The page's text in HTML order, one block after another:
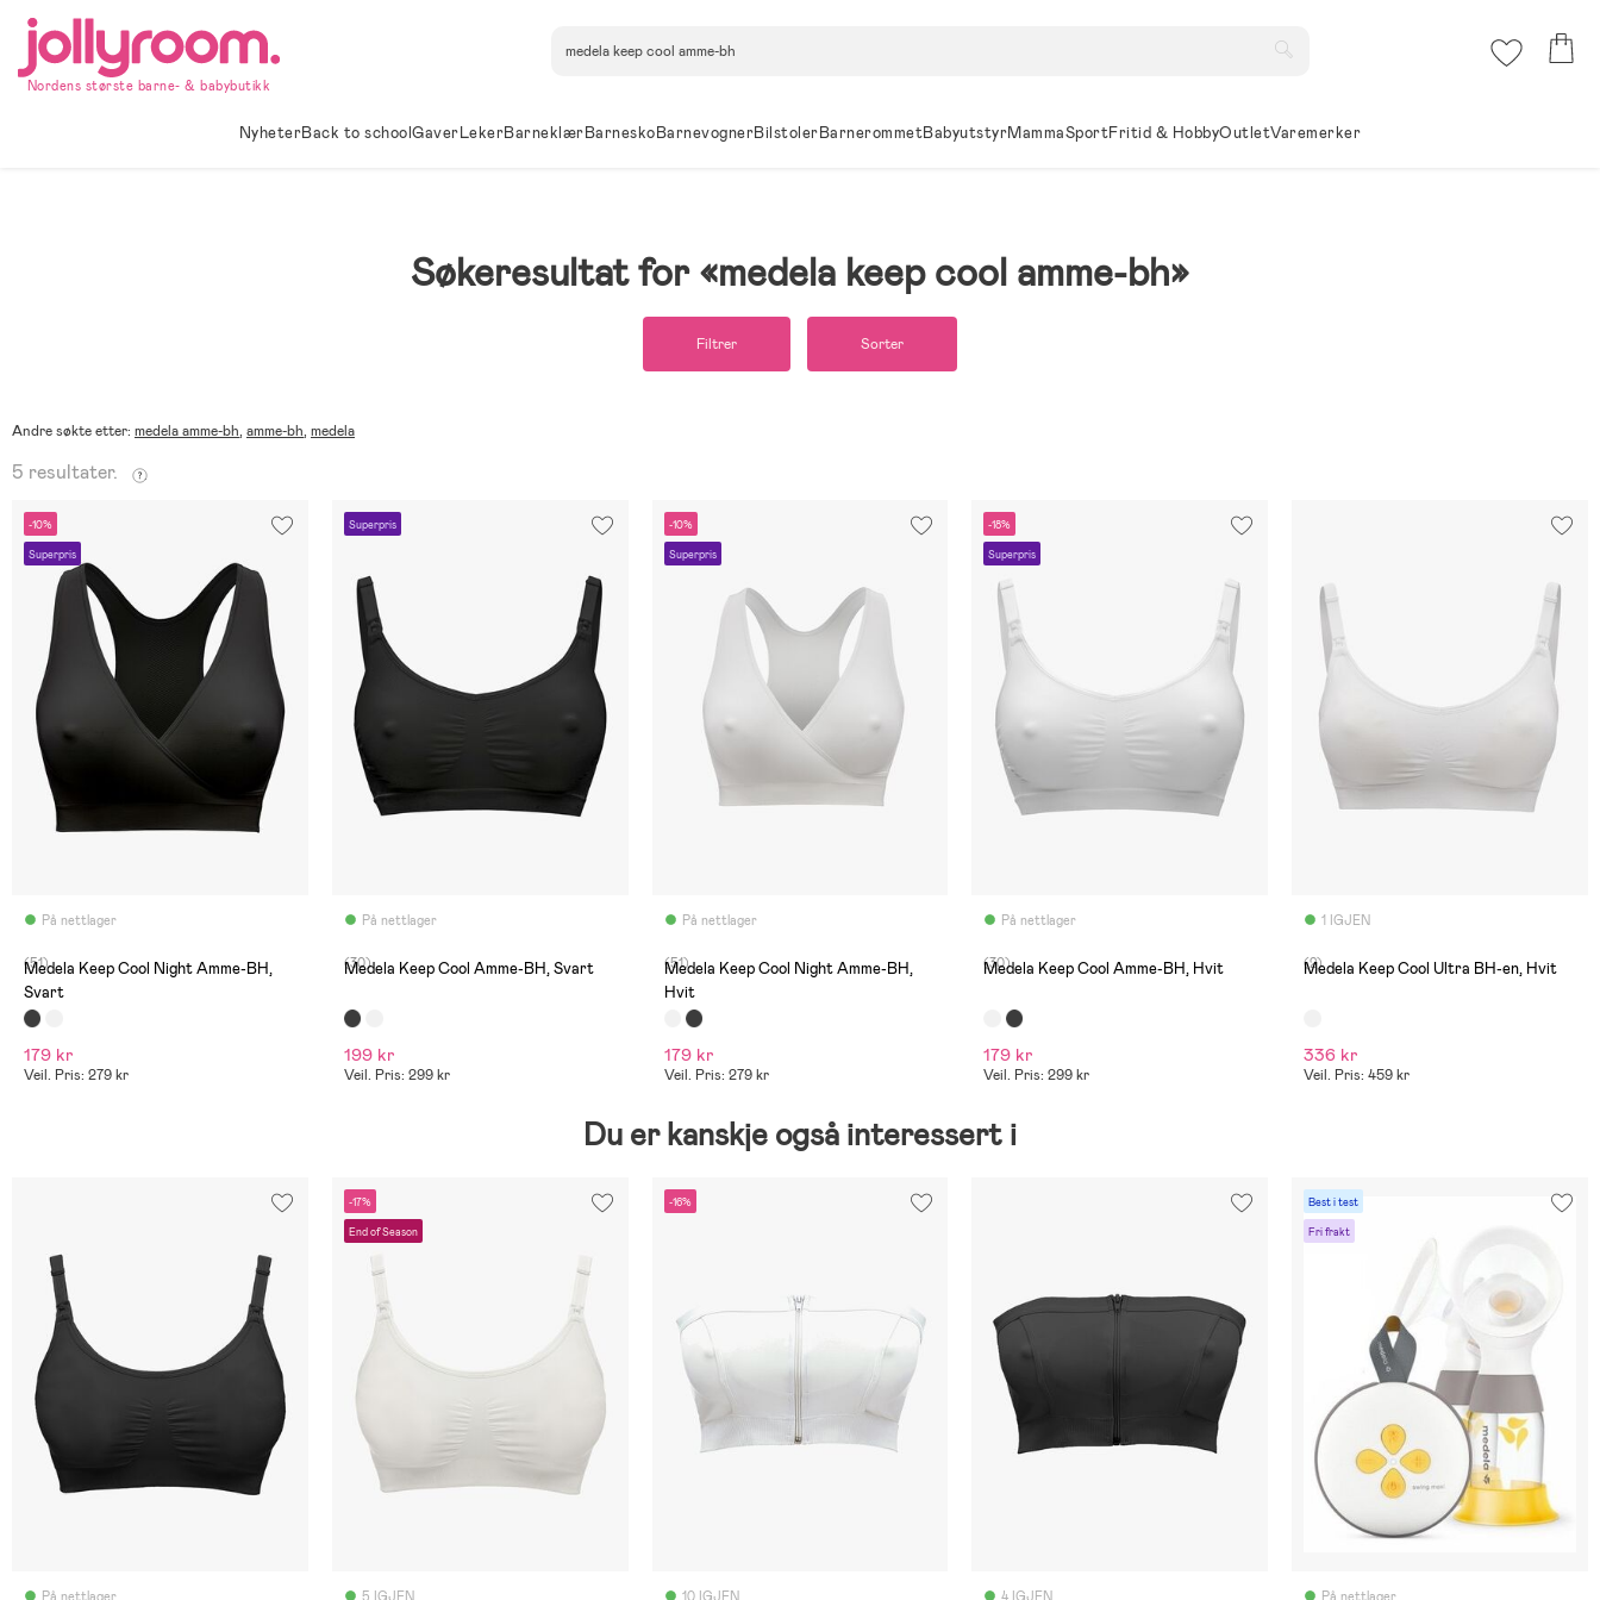
Hoppa
innehållet
Nordens største barne- & babybutikk
NyheterBack to schoolGaverLekerBarneklærBarneskoBarnevognerBilstolerBarnerommetBabyutstyrMammaSportFritid & HobbyOutletVaremerker
Søkeresultat for medela keep cool amme-bh
Filtrer Sorter
Andre søkte etter: medela amme-bh, amme-bh, medela
5 resultater.
-10%
Superpris
På nettlager
(51)
Medela Keep Cool Night Amme-BH,
Svart
179 kr
Veil. Pris: 279 kr
Superpris
På nettlager
(30)
Medela Keep Cool Amme-BH, Svart
199 kr
Veil. Pris: 299 kr
-10%
Superpris
På nettlager
(51)
Medela Keep Cool Night Amme-BH,
Hvit
179 kr
Veil. Pris: 279 kr
-18%
Superpris
På nettlager
(30)
Medela Keep Cool Amme-BH, Hvit
179 kr
Veil. Pris: 299 kr
1 IGJEN
(2)
Medela Keep Cool Ultra BH-en, Hvit
336 kr
Veil. Pris: 459 kr
Du er kanskje også interessert i
-17%
End of Season
-16% Best i test
Fri frakt